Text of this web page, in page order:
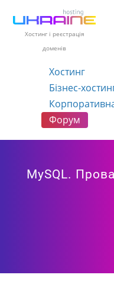
Хостинг і реєстрація
доменів
Хостинг
Бізнес-
Форум
MySQL.